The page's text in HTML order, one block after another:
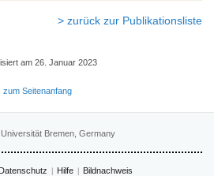
> zurück zur Publikationsliste
am 26. Januar 2023
zum Seitenanfang
Bremen, Germany
Datenschutz Hilfe Bildnachweis